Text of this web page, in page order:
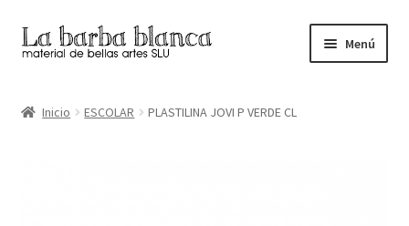
Ir
a
navegación
Ir
al
Menú
Inicio ESCOLAR PLASTILINA JOVI P VERDE CL